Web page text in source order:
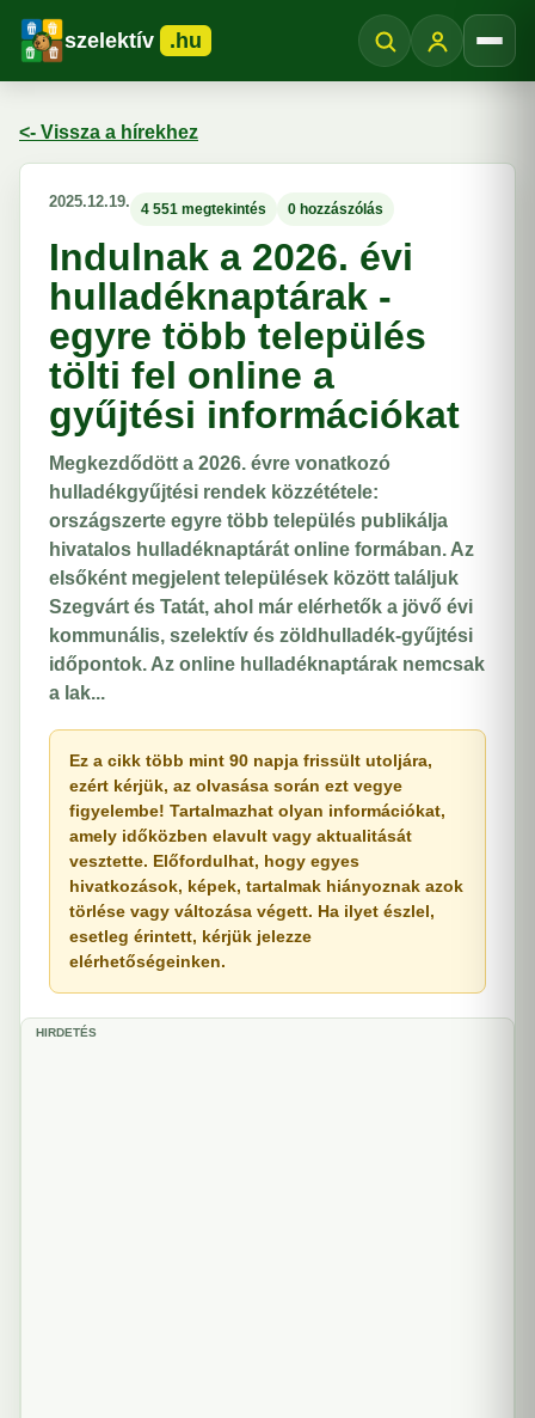
szelektív .hu
<- Vissza a hírekhez
2025.12.19. 4 551 megtekintés 0 hozzászólás
Indulnak a 2026. évi
hulladéknaptárak -
egyre több település
tölti fel online a
gyűjtési információkat
Megkezdődött a 2026. évre vonatkozó
hulladékgyűjtési rendek közzététele:
országszerte egyre több település publikálja
hivatalos hulladéknaptárát online formában. Az
elsőként megjelent települések között találjuk
Szegvárt és Tatát, ahol már elérhetők a jövő évi
kommunális, szelektív és zöldhulladék-gyűjtési
időpontok. Az online hulladéknaptárak nemcsak
a lak...
Ez a cikk több mint 90 napja frissült utoljára,
ezért kérjük, az olvasása során ezt vegye
figyelembe! Tartalmazhat olyan információkat,
amely időközben elavult vagy aktualitását
vesztette. Előfordulhat, hogy egyes
hivatkozások, képek, tartalmak hiányoznak azok
törlése vagy változása végett. Ha ilyet észlel,
esetleg érintett, kérjük jelezze
elérhetőségeinken.
HIRDETÉS